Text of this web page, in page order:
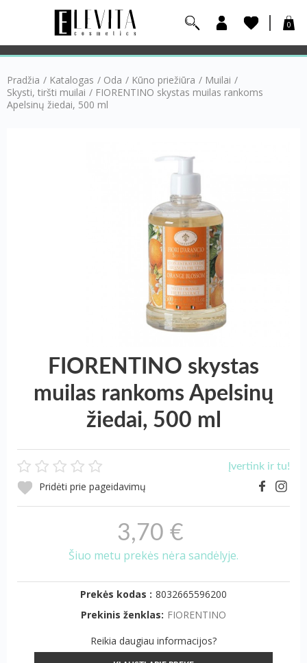
0
Pradžia / Katalogas / Oda / Kūno priežiūra / Muilai /
Skysti, tiršti muilai / FIORENTINO skystas muilas rankoms
Apelsinų žiedai, 500 ml
FIORENTINO skystas
muilas rankoms Apelsinų
žiedai, 500 ml
Įvertink ir tu!
Pridėti prie pageidavimų
3,70 €
Šiuo metu prekės nėra sandėlyje.
Prekės kodas : 8032665596200
Prekinis ženklas: FIORENTINO
Reikia daugiau informacijos?